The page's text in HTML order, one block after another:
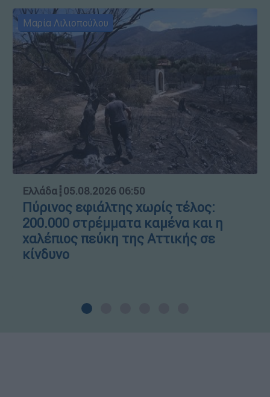
Μαρία Λιλιοπούλου
Ελλάδα┋05.08.2026 06:50
Πύρινος εφιάλτης χωρίς τέλος:
200.000 στρέμματα καμένα και η
χαλέπιος πεύκη της Αττικής σε
κίνδυνο